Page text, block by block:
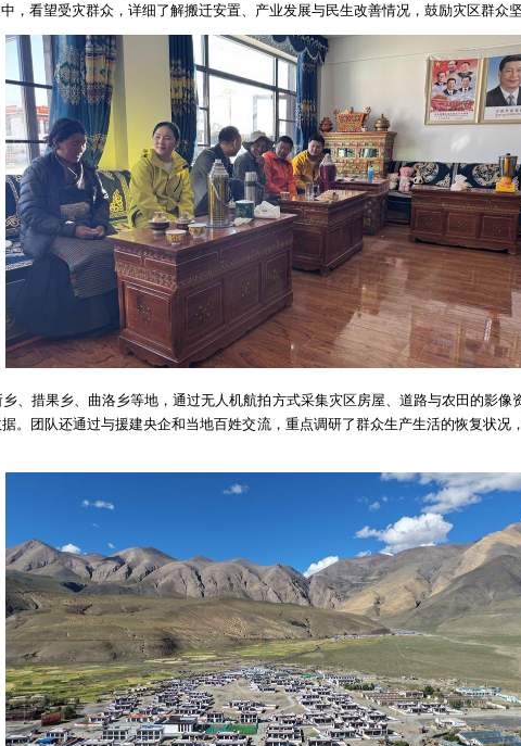
，看望受灾群众，详细了解搬迁安置、产业发展与民生改善情况，鼓励灾区群众
、措果乡、曲洛乡等地，通过无人机航拍方式采集灾区房屋、道路与农田的影像
。团队还通过与援建央企和当地百姓交流，重点调研了群众生产生活的恢复状况